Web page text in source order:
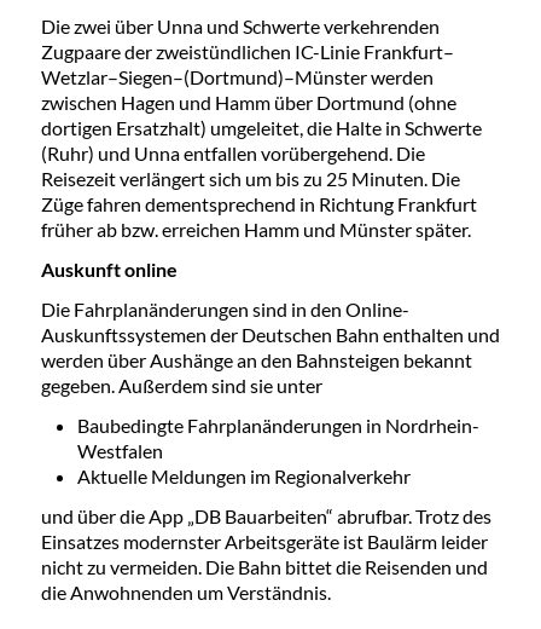
Die zwei über Unna und Schwerte verkehrenden
Zugpaare der zweistündlichen IC-Linie Frankfurt–
Wetzlar–Siegen–(Dortmund)–Münster werden
zwischen Hagen und Hamm über Dortmund (ohne
dortigen Ersatzhalt) umgeleitet, die Halte in Schwerte
(Ruhr) und Unna entfallen vorübergehend. Die
Reisezeit verlängert sich um bis zu 25 Minuten. Die
Züge fahren dementsprechend in Richtung Frankfurt
früher ab bzw. erreichen Hamm und Münster später.
Auskunft online
Die Fahrplanänderungen sind in den Online-
Auskunftssystemen der Deutschen Bahn enthalten und
werden über Aushänge an den Bahnsteigen bekannt
gegeben. Außerdem sind sie unter
Baubedingte Fahrplanänderungen in Nordrhein-
Westfalen
Aktuelle Meldungen im Regionalverkehr
und über die App „DB Bauarbeiten“ abrufbar. Trotz des
Einsatzes modernster Arbeitsgeräte ist Baulärm leider
nicht zu vermeiden. Die Bahn bittet die Reisenden und
die Anwohnenden um Verständnis.